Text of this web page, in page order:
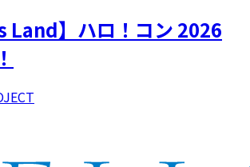
Land】ハロ！コン 2026